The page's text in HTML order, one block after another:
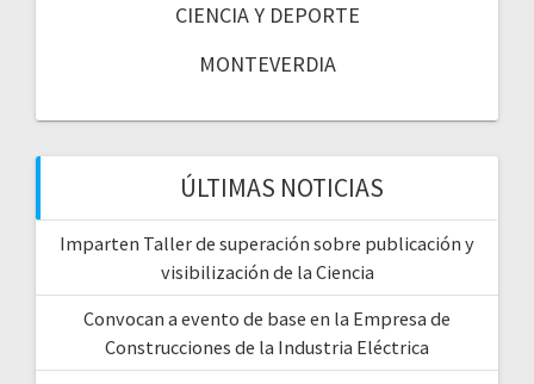
CIENCIA Y DEPORTE
MONTEVERDIA
ÚLTIMAS NOTICIAS
Imparten Taller de superación sobre publicación y
visibilización de la Ciencia
Convocan a evento de base en la Empresa de
Construcciones de la Industria Eléctrica